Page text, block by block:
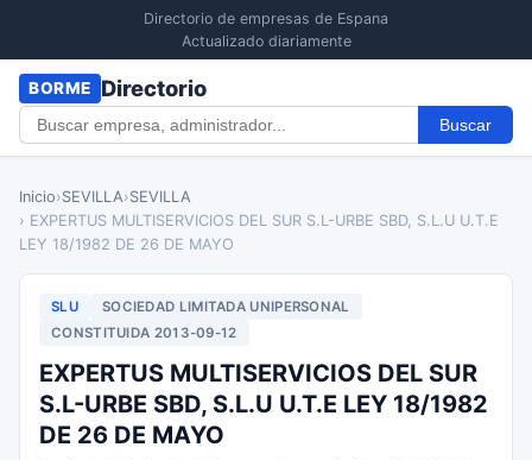
Directorio de empresas de Espana
Actualizado diariamente
BORME Directorio
Buscar
Inicio›SEVILLA›SEVILLA
› EXPERTUS MULTISERVICIOS DEL SUR S.L-URBE SBD, S.L.U U.T.E
LEY 18/1982 DE 26 DE MAYO
SLU
SOCIEDAD LIMITADA UNIPERSONAL
CONSTITUIDA 2013-09-12
EXPERTUS MULTISERVICIOS DEL SUR
S.L-URBE SBD, S.L.U U.T.E LEY 18/1982
DE 26 DE MAYO